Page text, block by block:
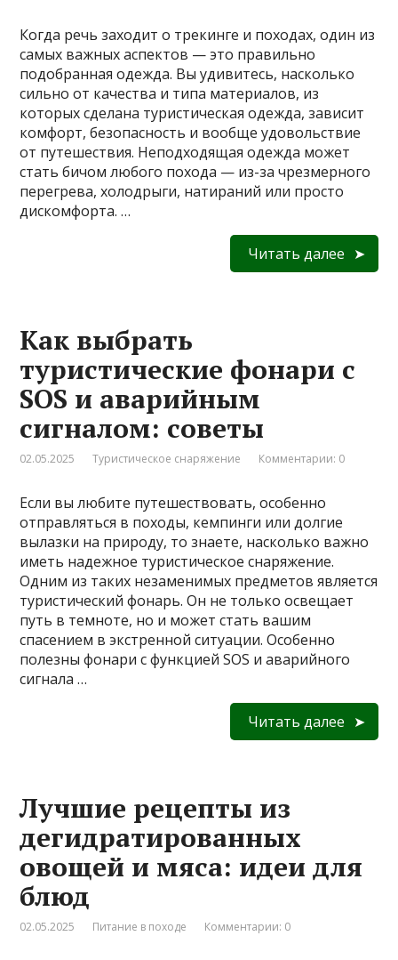
Когда речь заходит о трекинге и походах, один из
самых важных аспектов — это правильно
подобранная одежда. Вы удивитесь, насколько
сильно от качества и типа материалов, из
которых сделана туристическая одежда, зависит
комфорт, безопасность и вообще удовольствие
от путешествия. Неподходящая одежда может
стать бичом любого похода — из-за чрезмерного
перегрева, холодрыги, натираний или просто
дискомфорта. …
Читать далее
Как выбрать
туристические фонари с
SOS и аварийным
сигналом: советы
02.05.2025 Туристическое снаряжение Комментарии: 0
Если вы любите путешествовать, особенно
отправляться в походы, кемпинги или долгие
вылазки на природу, то знаете, насколько важно
иметь надежное туристическое снаряжение.
Одним из таких незаменимых предметов является
туристический фонарь. Он не только освещает
путь в темноте, но и может стать вашим
спасением в экстренной ситуации. Особенно
полезны фонари с функцией SOS и аварийного
сигнала …
Читать далее
Лучшие рецепты из
дегидратированных
овощей и мяса: идеи для
блюд
02.05.2025 Питание в походе Комментарии: 0